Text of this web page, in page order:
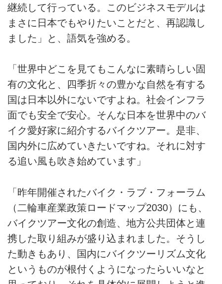
継続して行っている。このビジネスモデルは
まさに日本でもやりたいことだと、再認識し
ました」と、語気を強める。
「世界中どこを見てもこんなに素晴らしい固
有の文化と、四季折々の豊かな自然を有する
国は日本以外にないですよね。社会インフラ
面でも安全で安心。そんな日本を世界中のバ
イク愛好家に紹介するバイクツアー。是非、
国内外に広めていきたいですね。それに対す
る追い風も吹き始めています」
「昨年開催されたバイク・ラブ・フォーラム
（二輪車産業政策ロードマップ2030）にも、
バイクツアー文化の創造、地方公共団体と連
携した取り組みが盛り込まれました。そうし
た動きもあり、国内にバイクツーリズム文化
というものが根付くようになったらいいなと